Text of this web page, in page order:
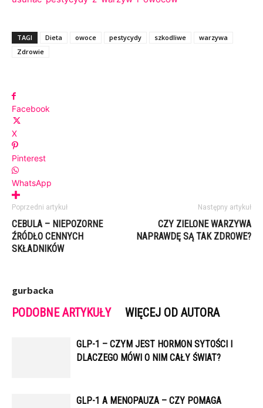
TAGI Dieta owoce pestycydy szkodliwe
warzywa
Zdrowie
Facebook
X
Pinterest
WhatsApp
Poprzedni artykuł
CEBULA – NIEPOZORNE
ŹRÓDŁO CENNYCH
SKŁADNIKÓW
Następny artykuł
CZY ZIELONE WARZYWA
NAPRAWDĘ SĄ TAK ZDROWE?
gurbacka
PODOBNE ARTYKUŁY WIĘCEJ OD AUTORA
GLP-1 – CZYM JEST HORMON SYTOŚCI I
DLACZEGO MÓWI O NIM CAŁY ŚWIAT?
GLP-1 A MENOPAUZA – CZY POMAGA